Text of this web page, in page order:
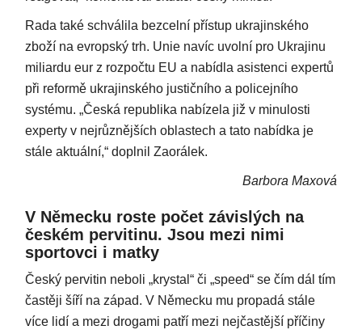
Rada také schválila bezcelní přístup ukrajinského
zboží na evropský trh. Unie navíc uvolní pro Ukrajinu
miliardu eur z rozpočtu EU a nabídla asistenci expertů
při reformě ukrajinského justičního a policejního
systému. „Česká republika nabízela již v minulosti
experty v nejrůznějších oblastech a tato nabídka je
stále aktuální,“ doplnil Zaorálek.
Barbora Maxová
V Německu roste počet závislých na
českém pervitinu. Jsou mezi nimi
sportovci i matky
Český pervitin neboli „krystal“ či „speed“ se čím dál tím
častěji šíří na západ. V Německu mu propadá stále
více lidí a mezi drogami patří mezi nejčastější příčiny